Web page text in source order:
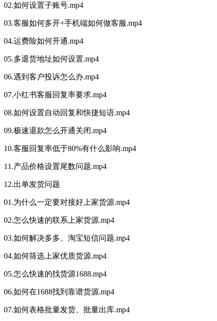
02.如何设置子账号.mp4
03.客服如何多开+手机端如何做客服.mp4
04.运费险如何开通.mp4
05.多退货地址如何设置.mp4
06.遇到客户投诉怎么办.mp4
07.小红书客服回复率要求.mp4
08.如何设置自动回复和快捷短语.mp4
09.极速退款怎么开通关闭.mp4
10.客服回复率低于80%有什么影响.mp4
11.产品价格设置尾数问题.mp4
12.出单发货问题
01.为什么一定要对接好上家货源.mp4
02.怎么快速的联系上家货源.mp4
03.如何解决多多、淘宝短信问题.mp4
04.如何筛选上家优质货源.mp4
05.怎么快速的找货源1688.mp4
06.如何在1688找到靠谱货源.mp4
07.如何表格批量发货、批量出库.mp4